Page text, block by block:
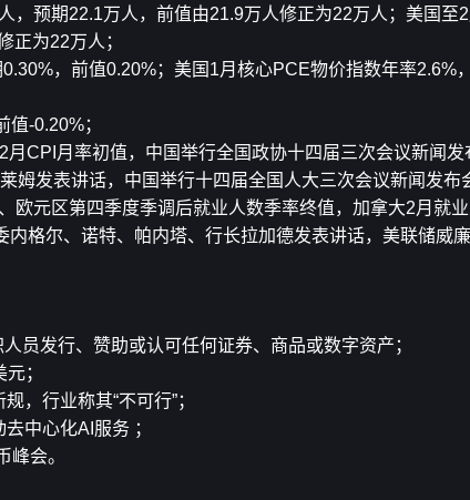
，预期22.1万人，前值由21.9万人修正为22万人；美国至
正为22万人；
，前值0.20%；美国1月核心PCE物价指数年率2.6%
-0.20%；
CPI月率初值，中国举行全国政协十四届三次会议新闻
姆发表讲话，中国举行十四届全国人大三次会议新闻发布
元区第四季度季调后就业人数季率终值，加拿大2月就
格尔、诺特、帕内塔、行长拉加德发表讲话，美联储威廉
员发行、赞助或认可任何证券、商品或数字资产；
；
，行业称其“不可行”；
中心化AI服务 ；
会。